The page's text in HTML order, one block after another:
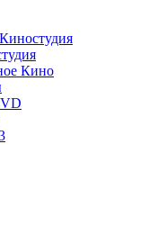
Кино